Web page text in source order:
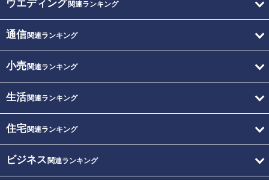
ウエディング関連ランキング
通信関連ランキング
小売関連ランキング
生活関連ランキング
住宅関連ランキング
ビジネス 関連ランキング